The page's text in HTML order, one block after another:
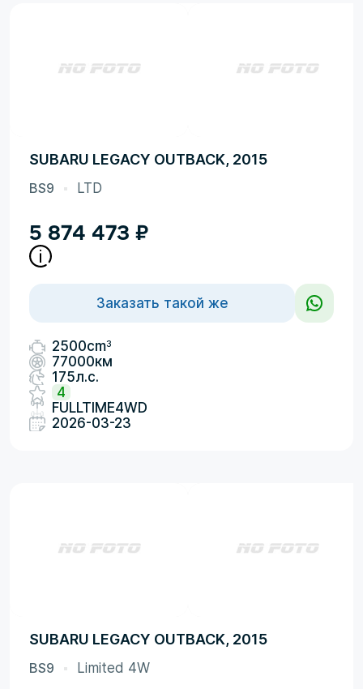
SUBARU LEGACY OUTBACK, 2015
BS9 LTD
5 874 473 ₽
Заказать такой же
2500cm3
77000км
175л.с.
4
FULLTIME4WD
2026-03-23
SUBARU LEGACY OUTBACK, 2015
BS9 Limited 4W